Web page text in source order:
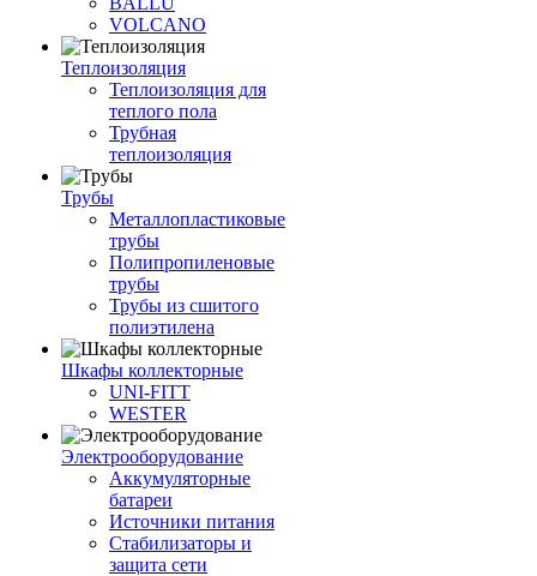
VOLCANO
Теплоизоляция
Теплоизоляция для
теплого пола
Трубная
теплоизоляция
Трубы
Металлопластиковые
трубы
Полипропиленовые
трубы
Трубы из сшитого
полиэтилена
Шкафы коллекторные
UNI-FITT
WESTER
Электрооборудование
Аккумуляторные
батареи
Источники питания
Стабилизаторы и
защита сети